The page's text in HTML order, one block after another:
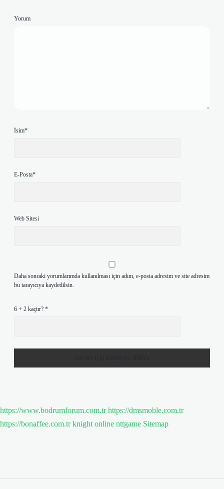
Yorum
İsim*
E-Posta*
Web Sitesi
Daha sonraki yorumlarımda kullanılması için adım, e-posta adresim ve site adresim
bu tarayıcıya kaydedilsin.
6 + 2 kaçtır? *
https://www.bodrumforum.com.tr https://dmsmoble.com.tr
https://bonaffee.com.tr knight online nttgame Sitemap